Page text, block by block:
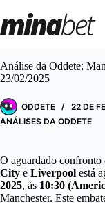
para
o
Análise da Oddete:
23/02/2025
ODDETE
22 DE
ANÁLISES DA ODDETE
O aguardado confronto
City e Liverpool está
2025, às 10:30
Manchester. Este